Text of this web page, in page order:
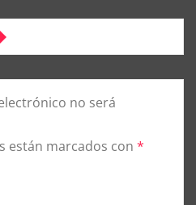
no será
están marcados con *